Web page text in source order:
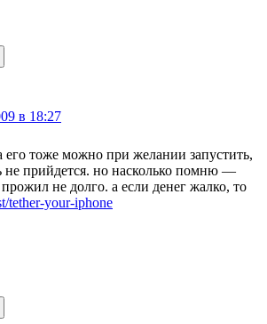
в 18:27
тоже можно при желании запустить,
не прийдется. но насколько помню —
не долго. а если денег жалко, то
tether-your-iphone